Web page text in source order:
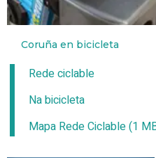
Coruña en bicicleta
Rede ciclable
Na bicicleta
Mapa Rede Ciclable (1